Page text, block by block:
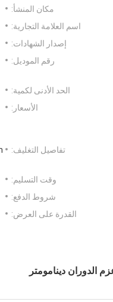
مكان المنشأ:
اسم العلامة التجارية:
إصدار الشهادات:
رقم الموديل:
الحد الأدنى لكمية:
الأسعار:
تفاصيل التغليف:
وقت التسليم:
شروط الدفع:
القدرة على العرض: